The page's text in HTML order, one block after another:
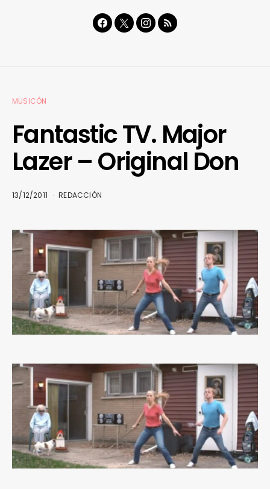
MUSICÓN
Fantastic TV. Major
Lazer – Original Don
13/12/2011 REDACCIÓN